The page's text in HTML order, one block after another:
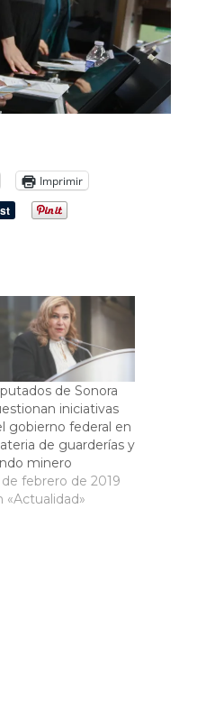
Imprimir
de Sonora
iniciativas
gobierno federal en
de guarderías y
minero
de febrero de 2019
«Actualidad»